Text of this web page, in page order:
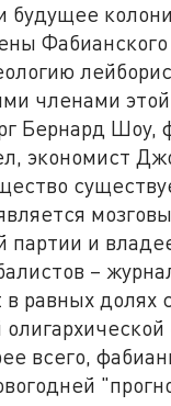
будущее
членами
Бернард Шоу,
экономист
партии и
–
в равных долях
всего,